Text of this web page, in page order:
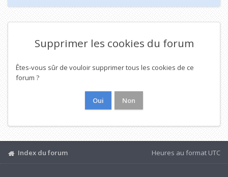
Supprimer les cookies du forum
Êtes-vous sûr de vouloir supprimer tous les cookies de ce
forum ?
Index du forum Heures au format UTC